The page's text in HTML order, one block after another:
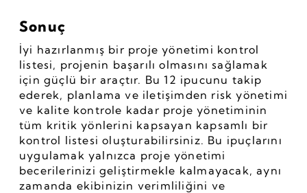
Sonuç
İyi hazırlanmış bir proje yönetimi kontrol
listesi, projenin başarılı olmasını sağlamak
için güçlü bir araçtır. Bu 12 ipucunu takip
ederek, planlama ve iletişimden risk yönetimi
ve kalite kontrole kadar proje yönetiminin
tüm kritik yönlerini kapsayan kapsamlı bir
kontrol listesi oluşturabilirsiniz. Bu ipuçlarını
uygulamak yalnızca proje yönetimi
becerilerinizi geliştirmekle kalmayacak, aynı
zamanda ekibinizin verimliliğini ve